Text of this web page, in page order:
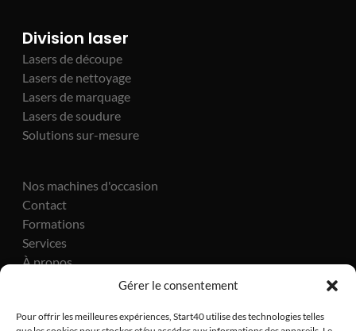
Gérer le consentement
Pour offrir les meilleures expériences, Start40 utilise des technologies telles
Division laser
Lasers de découpe
Lasers de nettoyage
Lasers de marquage
Lasers de soudure
Solutions sur-mesure
Nos machines d'occasion
Contact
Formations
Services
À propos